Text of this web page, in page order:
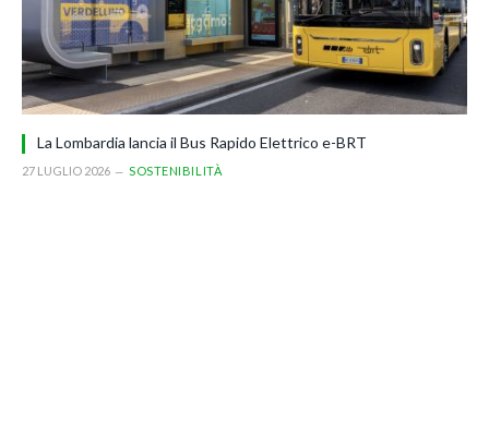
La Lombardia lancia il Bus Rapido Elettrico e-BRT
27 LUGLIO 2026 SOSTENIBILITÀ